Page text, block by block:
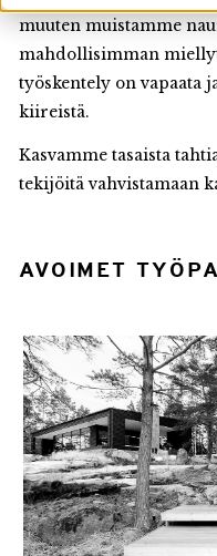
muuten muistamme
mahdollisimman
työskentely on vapaata
kiireistä.
Kasvamme tasaista
tekijöitä vahvistamaan
AVOIMET